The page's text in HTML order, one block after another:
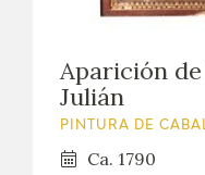
Aparición
Julián
PINTURA DE
Ca. 1790